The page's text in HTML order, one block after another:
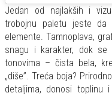
Jedan od najlakših i
trobojnu paletu jeste da
elemente. Tamnoplava,
snagu i karakter, dok se
tonovima – čista bela,
„diše”. Treća boja?
detaljima, donosi toplinu